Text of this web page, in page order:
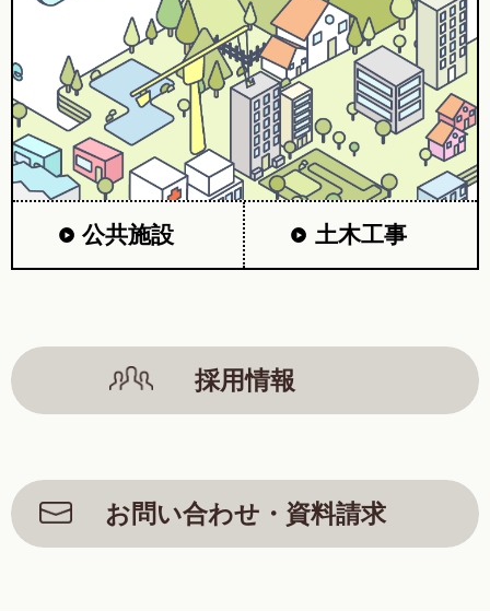
公共施設 土木工事
採用情報
お問い合わせ・資料請求